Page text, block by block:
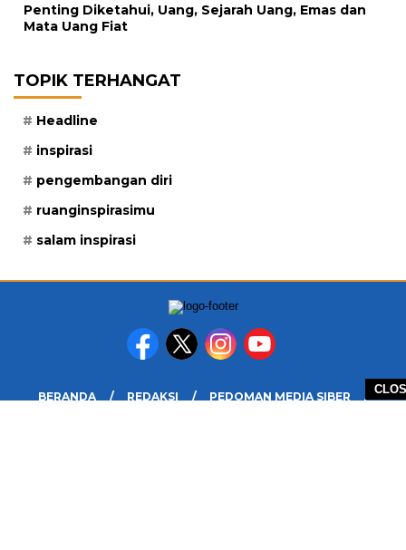
Penting Diketahui, Uang, Sejarah Uang, Emas dan
Mata Uang Fiat
TOPIK TERHANGAT
Headline
inspirasi
pengembangan diri
ruanginspirasimu
salam inspirasi
BERANDA REDAKSI
PEDOMAN MEDIA SIBER